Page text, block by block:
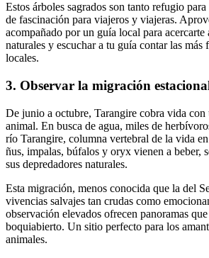
Estos árboles sagrados son tanto refugio
de fascinación para viajeros y viajeras.
acompañado por un guía local para acercarte
naturales y escuchar a tu guía contar las más
locales.
3. Observar la migración
De junio a octubre, Tarangire cobra vida
animal. En busca de agua, miles de
río Tarangire, columna vertebral de la vida
ñus, impalas, búfalos y oryx vienen a beber,
sus depredadores naturales.
Esta migración, menos conocida que la del
vivencias salvajes tan crudas como
observación elevados ofrecen panoramas
boquiabierto. Un sitio perfecto para los
animales.